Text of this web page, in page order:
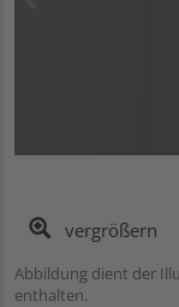
vergrößern
Abbildung dient der
enthalten.